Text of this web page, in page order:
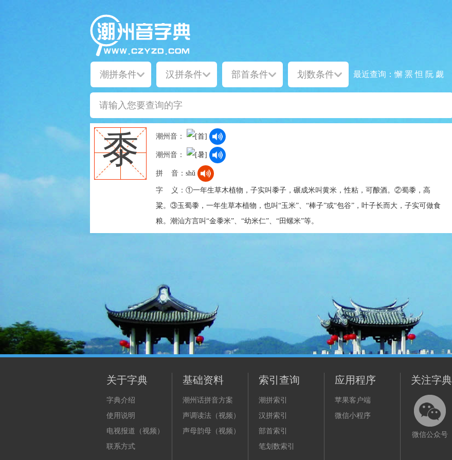
最近查询：懈 罴 怛 阮 觑
黍 潮州音：
潮州音：
拼 音： shǔ
字 义： ①一年生草木植物，子实叫黍子，碾成米叫黄米，性粘，可酿酒。②蜀黍，高
粱。③玉蜀黍，一年生草本植物，也叫“玉米”、“棒子”或“包谷”，叶子长而大，子实可做食
粮。潮汕方言叫“金黍米”、“幼米仁”、“田螺米”等。
关于字典
字典介绍
使用说明
电视报道（视频）
联系方式
基础资料
潮州话拼音方案
声调读法（视频）
声母韵母（视频）
索引查询
潮拼索引
汉拼索引
部首索引
笔划数索引
应用程序
苹果客户端
微信小程序
关注字典
微信公众号